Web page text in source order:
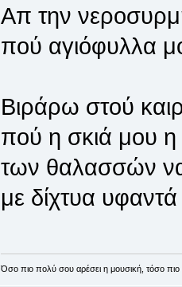
Απ την
πού αγιόφυλλα
Βιράρω στού
πού η σκιά μου η
των θαλασσών
με δίχτυα
Όσο πιο πολύ σου αρέσει η μουσική, τόσο